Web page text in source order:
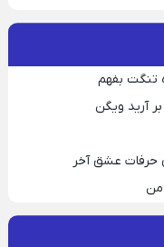
تنگت بفهم
آرید ویگن
حرفات عشق آخر
من